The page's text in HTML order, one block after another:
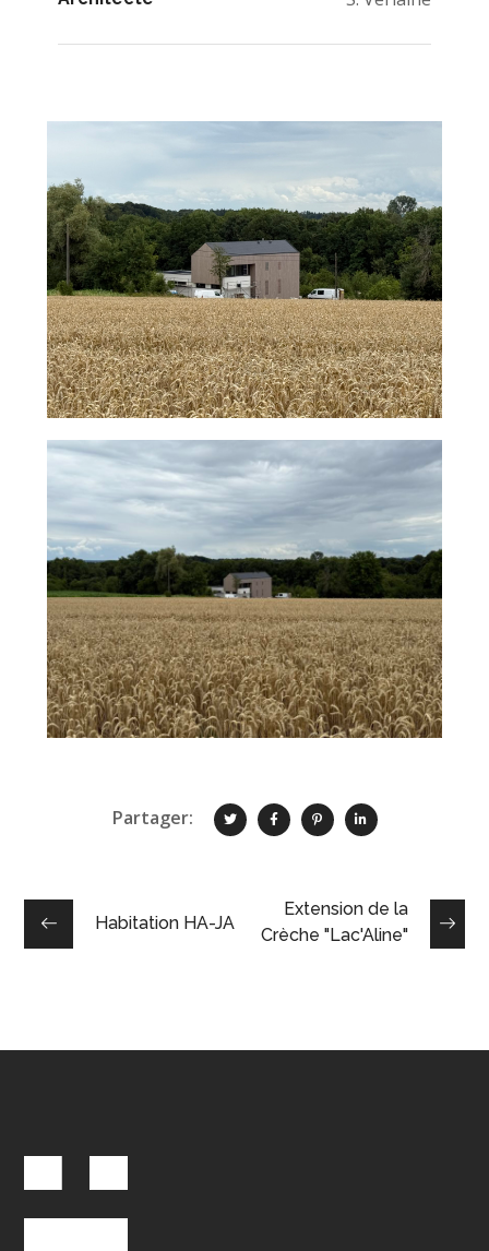
Partager:
Habitation HA-JA
Extension de la
Crèche "Lac'Aline"